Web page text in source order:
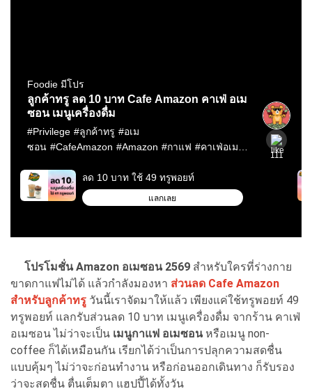
โปรโมชั่น Amazon อเมซอน 2569 สำหรับใครที่ร่างกาย
ขาดกาแฟไม่ได้ แล้วกำลังมองหา ส่วนลด Cafe Amazon
สำหรับลูกค้าทรู วันนี้เราจัดมาให้แล้ว เพียงแค่ใช้ทรูพอยท์ 49
ทรูพอยท์ แลกรับส่วนลด 10 บาท เมนูเครื่องดื่ม จากร้าน คาเฟ่
อเมซอน ไม่ว่าจะเป็น เมนูกาแฟ อเมซอนหรือเมนู non-
coffee ก็ได้เหมือนกัน เรียกได้ว่าเป็นการปลุกความสดชื่น
แบบคุ้มๆ ไม่ว่าจะก่อนทำงาน หรือก่อนออกเดินทาง ก็รับรอง
ว่าจะสดชื่น ตื่นเต็มตา แฮปปี้ได้ทั้งวัน